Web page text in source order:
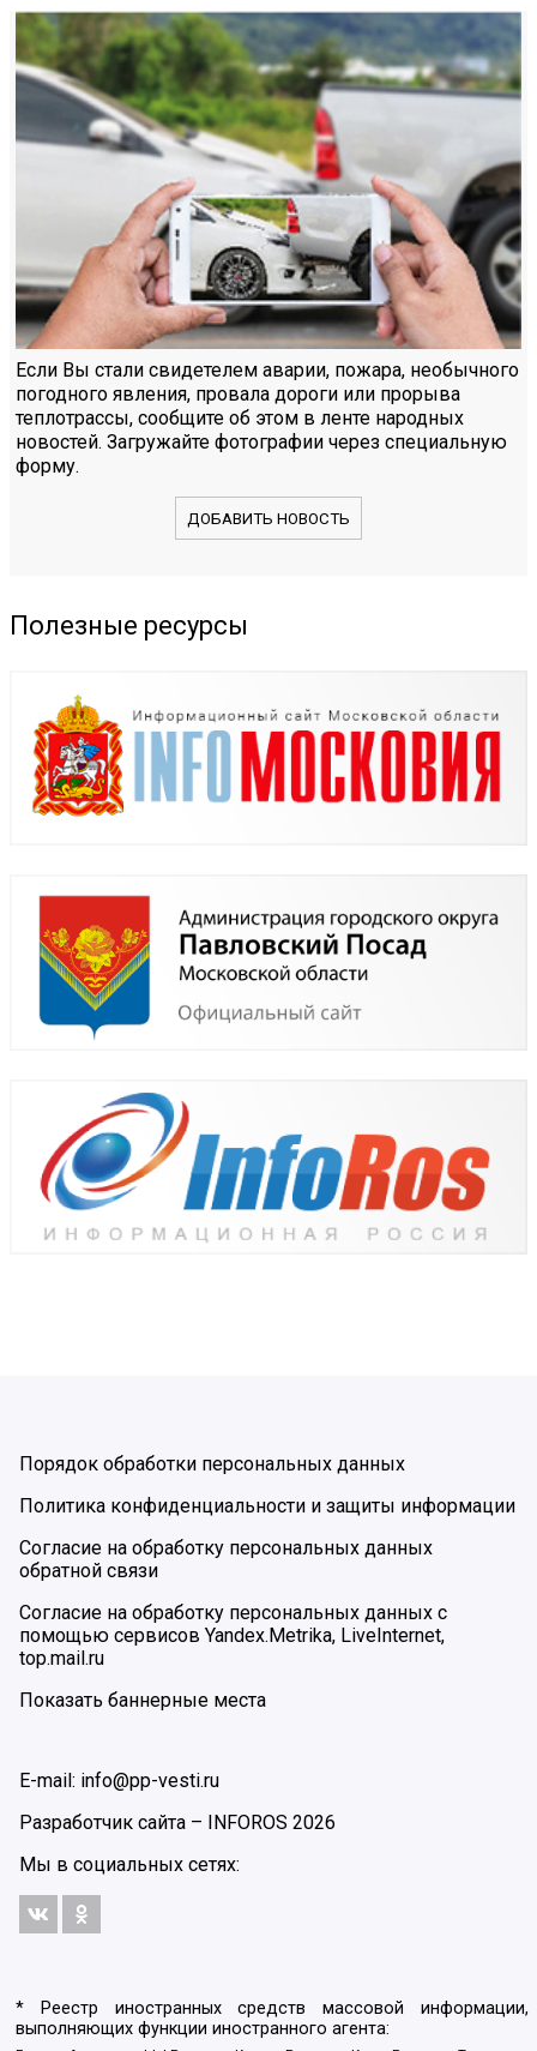
Если Вы стали свидетелем аварии, пожара, необычного
погодного явления, провала дороги или прорыва
теплотрассы, сообщите об этом в ленте народных
новостей. Загружайте фотографии через специальную
форму.
ДОБАВИТЬ НОВОСТЬ
Полезные ресурсы
Порядок обработки персональных данных
Политика конфиденциальности и защиты информации
Согласие на обработку персональных данных
обратной связи
Согласие на обработку персональных данных с
помощью сервисов Yandex.Metrika, LiveInternet,
top.mail.ru
Показать баннерные места
E-mail: info@pp-vesti.ru
Разработчик сайта –
INFOROS 2026
Мы в социальных сетях:
* Реестр иностранных средств массовой информации,
выполняющих функции иностранного агента: